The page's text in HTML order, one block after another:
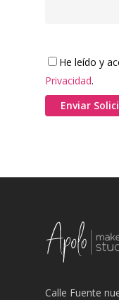
He leído y
Privacidad.
Calle Fuente